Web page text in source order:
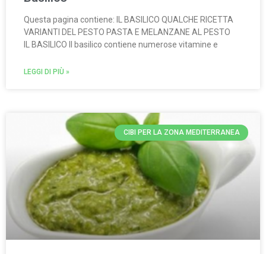
Questa pagina contiene: IL BASILICO QUALCHE RICETTA
VARIANTI DEL PESTO PASTA E MELANZANE AL PESTO
IL BASILICO Il basilico contiene numerose vitamine e
LEGGI DI PIÙ »
CIBI PER LA ZONA MEDITERRANEA